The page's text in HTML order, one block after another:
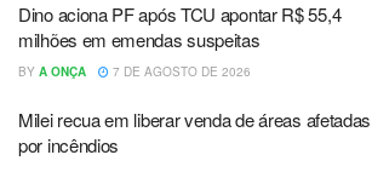
Dino aciona PF após TCU apontar R$ 55,4
milhões em emendas suspeitas
BY A ONÇA 7 DE AGOSTO DE 2026
Milei recua em liberar venda de áreas afetadas
por incêndios